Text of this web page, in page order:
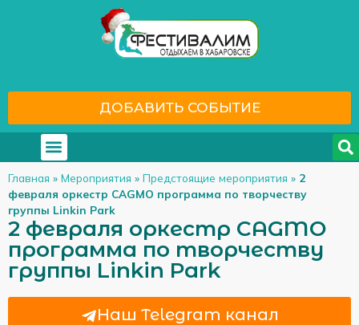
ДОБАВИТЬ СОБЫТИЕ
Главная » Мероприятия » Предстоящие мероприятия » 2
февраля оркестр CAGMO программа по творчеству
группы Linkin Park
2 февраля оркестр CAGMO
программа по творчеству
группы Linkin Park
Наш Telegram канал